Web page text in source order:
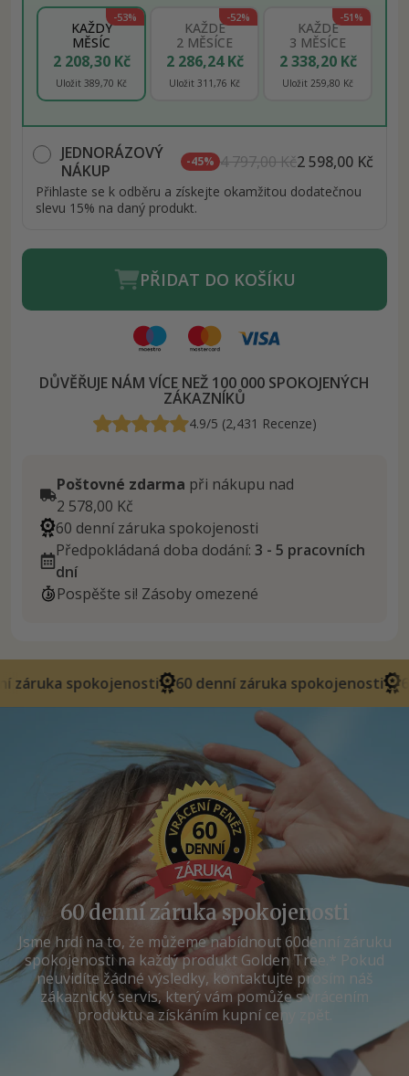
-53%
KAŽDÝ
MĚSÍC
2 208,30 Kč
Uložit 389,70 Kč
-52%
KAŽDÉ
2 MĚSÍCE
2 286,24 Kč
Uložit 311,76 Kč
-51%
KAŽDÉ
3 MĚSÍCE
2 338,20 Kč
Uložit 259,80 Kč
JEDNORÁZOVÝ
NÁKUP
-45% 4 797,00 Kč2 598,00 Kč
Přihlaste se k odběru a získejte okamžitou dodatečnou
slevu 15% na daný produkt.
PŘIDAT DO KOŠÍKU
DŮVĚŘUJE NÁM VÍCE NEŽ 100 000 SPOKOJENÝCH
ZÁKAZNÍKŮ
4.9/5 (2,431 Recenze)
Poštovné zdarma při nákupu nad
2 578,00 Kč
60 denní záruka spokojenosti
Předpokládaná doba dodání: 3 - 5 pracovních
dní
Pospěšte si! Zásoby omezené
60 denní záruka spokojenosti 60 denní
60 denní záruka spokojenosti
Jsme hrdí na to, že můžeme nabídnout 60denní záruku
spokojenosti na každý produkt Golden Tree.* Pokud
neuvidíte žádné výsledky, kontaktujte prosím náš
zákaznický servis, který vám pomůže s vrácením
produktu a získáním kupní ceny zpět.